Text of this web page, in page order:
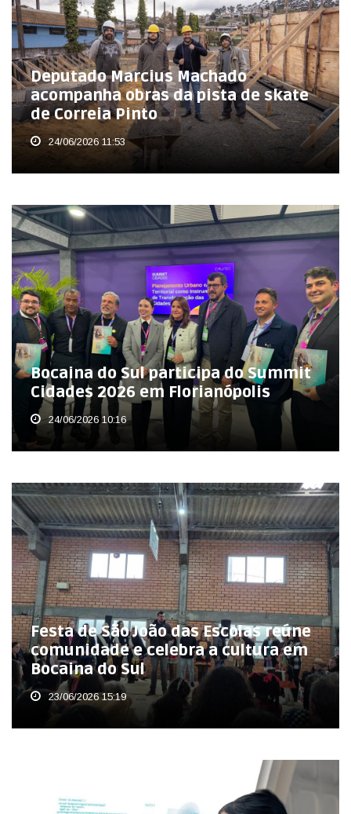
Deputado Marcius Machado
acompanha obras da pista de skate
de Correia Pinto
24/06/2026 11:53
Bocaina do Sul participa do Summit
Cidades 2026 em Florianópolis
24/06/2026 10:16
Festa de São João das Escolas reúne
comunidade e celebra a cultura em
Bocaina do Sul
23/06/2026 15:19